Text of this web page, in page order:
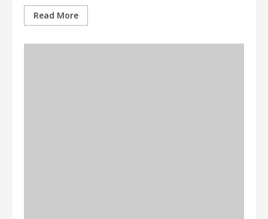
Read More